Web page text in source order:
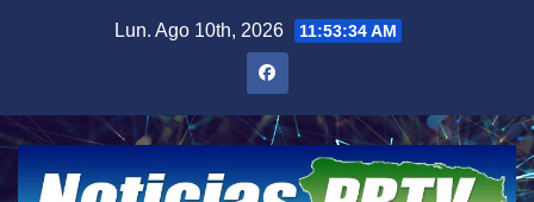
Lun. Ago 10th, 2026 11:53:35 AM